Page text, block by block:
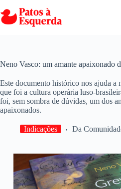
para
o
Neno Vasco: um amante apaixonado
Este documento histórico nos ajuda a
que foi a cultura operária luso-
foi, sem sombra de dúvidas, um dos
apaixonados.
Indicações Da